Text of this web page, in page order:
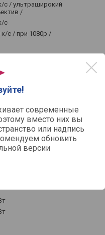
современные
вместо них вы
или надпись
обновить
версии
с / ультраширокий
/
с
к/с / при 1080р /
6 (802.11ax), Bluetooth v
NFC-чип, ИК-порт
C